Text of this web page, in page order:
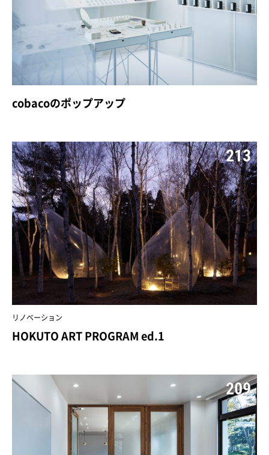
cobacoのポップアップ
213
リノベーション
HOKUTO ART PROGRAM ed.1
209